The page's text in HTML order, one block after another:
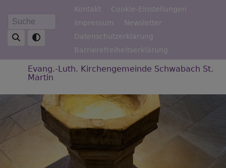
zum
Inhalt
Suche
Fußbereichsmenü
Kontakt
Cookie-Einstellungen
Impressum
Newsletter
Datenschutzerklärung
Barrierefreiheitserklärung
Evang.-Luth. Kirchengemeinde Schwabach St.
Martin